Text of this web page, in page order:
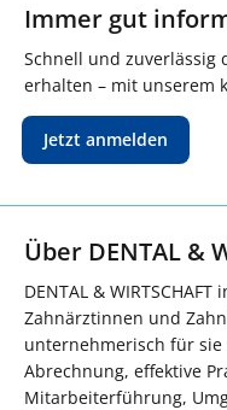
Immer gut
Schnell und zuverlässig
erhalten – mit unserem
Jetzt anmelden
Über DENTAL &
DENTAL &
Zahnärztinnen und
unternehmerisch für
Abrechnung, effektive
Mitarbeiterführung,